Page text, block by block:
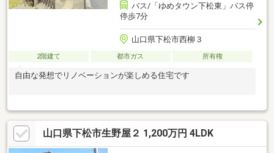
バス/「ゆめタウン下松東」バス停
停歩7分
山口県下松市西柳３
2階建て 都市ガス 所有権
自由な発想でリノベーションが楽しめる住宅です
山口県下松市生野屋２ 1,200万円 4LDK